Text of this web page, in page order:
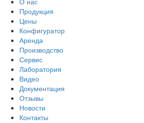
Продукция
Цены
Конфигуратор
Аренда
Производство
Сервис
Лаборатория
Видео
Документация
Отзывы
Новости
Контакты